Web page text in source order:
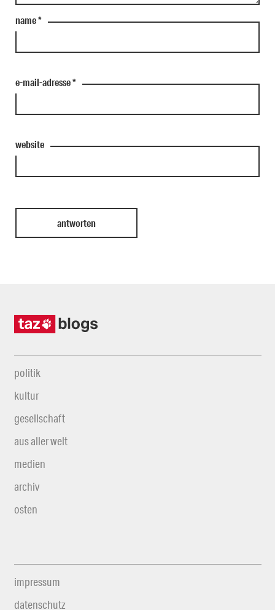
name*
e-mail-adresse*
website
politik
kultur
gesellschaft
aus aller welt
medien
archiv
osten
impressum
datenschutz